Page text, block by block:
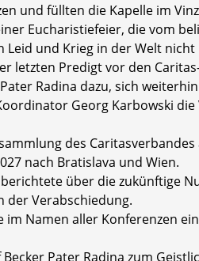
und füllten die Kapelle im
Eucharistiefeier, die vom
und Krieg in der Welt
letzten Predigt vor den
Radina dazu, sich
Georg Karbowski
des
nach Bratislava und Wien.
über die zukünftige
der Verabschiedung.
Namen aller Konferenzen
Pater Radina zum